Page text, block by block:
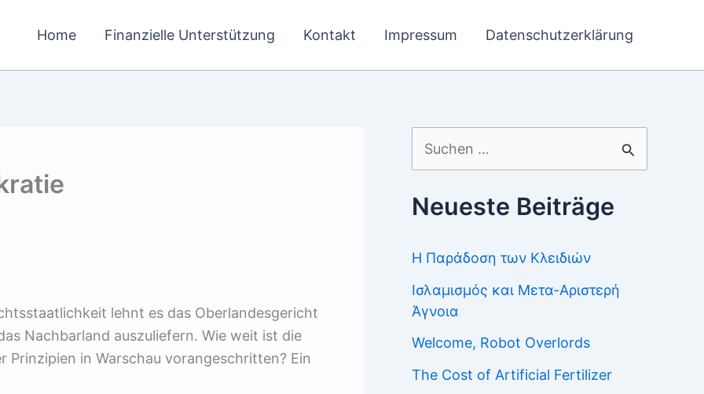
Home Finanzielle Unterstützung Kontakt Impressum Datenschutzerklärung
lehnt es das Oberlandesgericht
Nachbarland auszuliefern. Wie weit ist die
in Warschau vorangeschritten? Ein
Suchen
nach:
Neueste Beiträge
Η Παράδοση των Κλειδιών
Ισλαμισμός και Μετα-Αριστερή
Άγνοια
Welcome, Robot Overlords
The Cost of Artificial Fertilizer